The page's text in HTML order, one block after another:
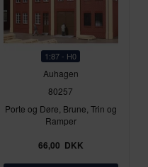
1:87 - H0
Auhagen
80257
Porte og Døre, Brune, Trin og
Ramper
66,00 DKK